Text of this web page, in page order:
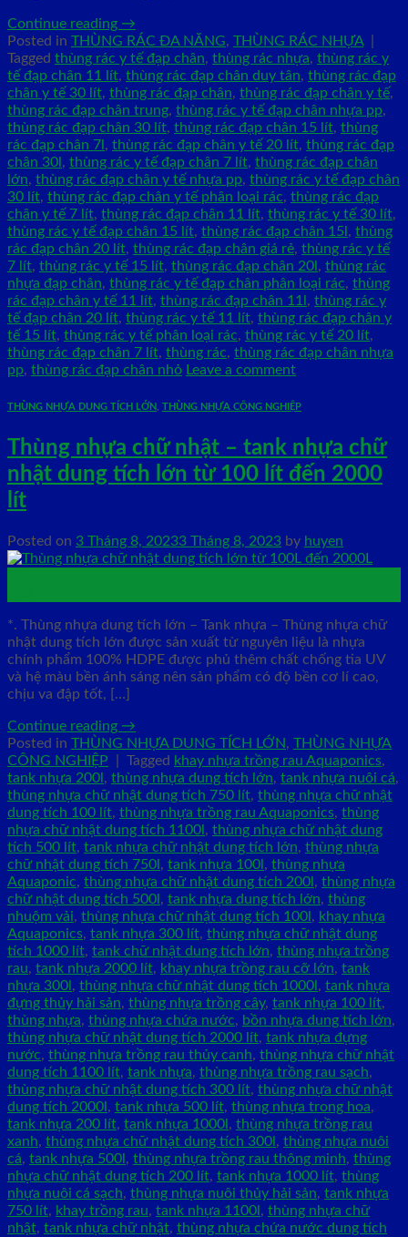
Continue reading →
Posted in THÙNG RÁC ĐA NĂNG, THÙNG RÁC NHỰA
Tagged thùng rác y tế đạp chân, thùng rác nhựa, thùng rác y
tế đạp chân 11 lít, thùng rác đạp chân duy tân, thùng rác đạp
chân y tế 30 lít, thùng rác đạp chân, thùng rác đạp chân y tế,
thùng rác đạp chân trung, thùng rác y tế đạp chân nhựa pp,
thùng rác đạp chân 30 lít, thùng rác đạp chân 15 lít, thùng
rác đạp chân 7l, thùng rác đạp chân y tế 20 lít, thùng rác đạp
chân 30l, thùng rác y tế đạp chân 7 lít, thùng rác đạp chân
lớn, thùng rác đạp chân y tế nhựa pp, thùng rác y tế đạp chân
30 lít, thùng rác đạp chân y tế phân loại rác, thùng rác đạp
chân y tế 7 lít, thùng rác đạp chân 11 lít, thùng rác y tế 30 lít,
thùng rác y tế đạp chân 15 lít, thùng rác đạp chân 15l, thùng
rác đạp chân 20 lít, thùng rác đạp chân giá rẻ, thùng rác y tế
7 lít, thùng rác y tế 15 lít, thùng rác đạp chân 20l, thùng rác
nhựa đạp chân, thùng rác y tế đạp chân phân loại rác, thùng
rác đạp chân y tế 11 lít, thùng rác đạp chân 11l, thùng rác y
tế đạp chân 20 lít, thùng rác y tế 11 lít, thùng rác đạp chân y
tế 15 lít, thùng rác y tế phân loại rác, thùng rác y tế 20 lít,
thùng rác đạp chân 7 lít, thùng rác, thùng rác đạp chân nhựa
pp, thùng rác đạp chân nhỏ Leave a comment
THÙNG NHỰA DUNG TÍCH LỚN, THÙNG NHỰA CÔNG NGHIỆP
Thùng nhựa chữ nhật – tank nhựa chữ
nhật dung tích lớn từ 100 lít đến 2000
lít
Posted on 3 Tháng 8, 20233 Tháng 8, 2023 by huyen
*. Thùng nhựa dung tích lớn – Tank nhựa – Thùng nhựa chữ
nhật dung tích lớn được sản xuất từ nguyên liệu là nhựa
chính phẩm 100% HDPE được phủ thêm chất chống tia UV
và hệ màu bền ánh sáng nên sản phẩm có độ bền cơ lí cao,
chịu va đập tốt, […]
Continue reading →
Posted in THÙNG NHỰA DUNG TÍCH LỚN, THÙNG NHỰA
CÔNG NGHIỆP
Tagged khay nhựa trồng rau Aquaponics,
tank nhựa 200l , thùng nhựa dung tích lớn, tank nhựa nuôi cá,
thùng nhựa chữ nhật dung tích 750 lít, thùng nhựa chữ nhật
dung tích 100 lít, thùng nhựa trồng rau Aquaponics, thùng
nhựa chữ nhật dung tích 1100l , thùng nhựa chữ nhật dung
tích 500 lít, tank nhựa chữ nhật dung tích lớn, thùng nhựa
chữ nhật dung tích 750l , tank nhựa 100l , thùng nhựa
Aquaponic, thùng nhựa chữ nhật dung tích 200l , thùng nhựa
chữ nhật dung tích 500l , tank nhựa dung tích lớn, thùng
nhuộm vải, thùng nhựa chữ nhật dung tích 100l , khay nhựa
Aquaponics, tank nhựa 300 lít, thùng nhựa chữ nhật dung
tích 1000 lít, tank chữ nhật dung tích lớn, thùng nhựa trồng
rau, tank nhựa 2000 lít, khay nhựa trồng rau cỡ lớn, tank
nhựa 300l , thùng nhựa chữ nhật dung tích 1000l , tank nhựa
đựng thủy hải sản, thùng nhựa trồng cây, tank nhựa 100 lít,
thùng nhựa, thùng nhựa chứa nước, bồn nhựa dung tích lớn,
thùng nhựa chữ nhật dung tích 2000 lít, tank nhựa đựng
nước, thùng nhựa trồng rau thủy canh, thùng nhựa chữ nhật
dung tích 1100 lít, tank nhựa, thùng nhựa trồng rau sạch,
thùng nhựa chữ nhật dung tích 300 lít, thùng nhựa chữ nhật
dung tích 2000l , tank nhựa 500 lít, thùng nhựa trong hoa,
tank nhựa 200 lít, tank nhựa 1000l , thùng nhựa trồng rau
xanh, thùng nhựa chữ nhật dung tích 300l , thùng nhựa nuôi
cá, tank nhựa 500l , thùng nhựa trồng rau thông minh, thùng
nhựa chữ nhật dung tích 200 lít, tank nhựa 1000 lít, thùng
nhựa nuôi cá sạch, thùng nhựa nuôi thủy hải sản, tank nhựa
750 lít, khay trồng rau, tank nhựa 1100l , thùng nhựa chữ
nhật, tank nhựa chữ nhật, thùng nhựa chứa nước dung tích